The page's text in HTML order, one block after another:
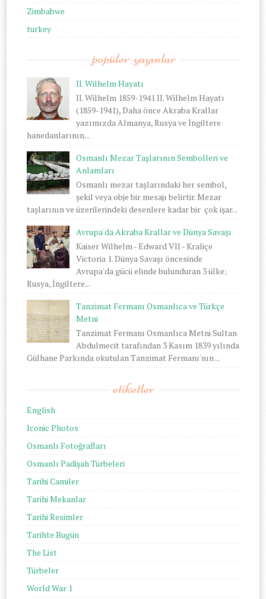
Zimbabwe
turkey
popüler-yayınlar
II. Wilhelm Hayatı
II. Wilhelm 1859-1941 II. Wilhelm Hayatı
(1859-1941), Daha önce Akraba Krallar
yazımızda Almanya, Rusya ve İngiltere
hanedanlarının...
Osmanlı Mezar Taşlarının Sembolleri ve
Anlamları
Osmanlı mezar taşlarındaki her sembol,
şekil veya obje bir mesajı belirtir. Mezar
taşlarının ve üzerilerindeki desenlere kadar bir çok işar...
Avrupa'da Akraba Krallar ve Dünya Savaşı
Kaiser Wilhelm - Edward VII - Kraliçe
Victoria 1. Dünya Savaşı öncesinde
Avrupa'da gücü elinde bulunduran 3 ülke;
Rusya, İngiltere...
Tanzimat Fermanı Osmanlıca ve Türkçe
Metni
Tanzimat Fermanı Osmanlıca Metni Sultan
Abdulmecit tarafından 3 Kasım 1839 yılında
Gülhane Parkında okutulan Tanzimat Fermanı'nın ...
etiketler
English
Iconic Photos
Osmanlı Fotoğrafları
Osmanlı Padişah Türbeleri
Tarihi Camiler
Tarihi Mekanlar
Tarihi Resimler
Tarihte Bugün
The List
Türbeler
World War 1